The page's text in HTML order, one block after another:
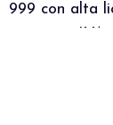
999 con alta